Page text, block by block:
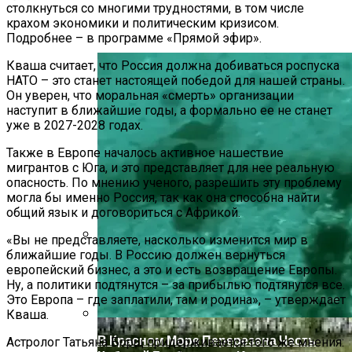
Как Купить Сотовый Поликарбонат В
Нижнем Новгороде
В Ряде Стран Наблюдаются Сбои В
Работе Facebook И Instagram
В Красном Море Перерезана Часть
столкнуться со многими трудностями, в том числе
крахом экономики и политическим кризисом.
Подробнее – в программе «Прямой эфир».
Кваша считает, что Россия должна добиваться роспуска
НАТО – это станет настоящей победой для нашей страны.
Он уверен, что моральная «смерть» организации
наступит в ближайшие годы, а формально ее не станет
уже в 2027-2028 годах.
Также в Европе началось активное нашествие
мигрантов с Юга, и это представляет для нее реальную
опасность. По мнению ученого, разрешить эту проблему
могла бы именно Россия, так как она способна найти
общий язык и договориться с Африкой.
«Вы не представляете, насколько изменится мир в
ближайшие годы. В Россию должен вернуться
европейский бизнес, а это и есть возвращение Европы.
Ну, а политики подтянутся – за прибылью подтянутся все.
Это Европа – где заплатили, там и родина», – утверждает
Кваша.
Астролог Татьяна Борщ придерживается того же мнения: